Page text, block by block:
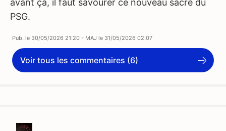
avant ça, il faut savourer ce nouveau sacre du
PSG.
Pub. le 30/05/2026 21:20 - MAJ le 31/05/2026 02:07
Voir tous les commentaires (6)